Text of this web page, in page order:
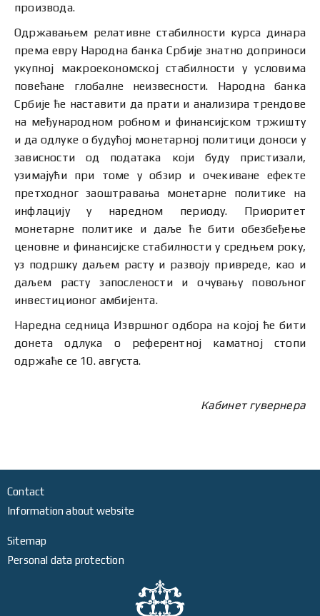
производа.
Одржавањем релативне стабилности курса динара
према евру Народна банка Србије знатно доприноси
укупној макроекономској стабилности у условима
повећане глобалне неизвесности. Народна банка
Србије ће наставити да прати и анализира трендове
на међународном робном и финансијском тржишту
и да одлуке о будућој монетарној политици доноси у
зависности од података који буду пристизали,
узимајући при томе у обзир и очекиване ефекте
претходног заоштравања монетарне политике на
инфлацију у наредном периоду. Приоритет
монетарне политике и даље ће бити обезбеђење
ценовне и финансијске стабилности у средњем року,
уз подршку даљем расту и развоју привреде, као и
даљем расту запослености и очувању повољног
инвестиционог амбијента.
Наредна седница Извршног одбора на којој ће бити
донета одлука о референтној каматној стопи
одржаће се 10. августа.
Кабинет гувернера
Contact
Information about website
Sitemap
Personal data protection